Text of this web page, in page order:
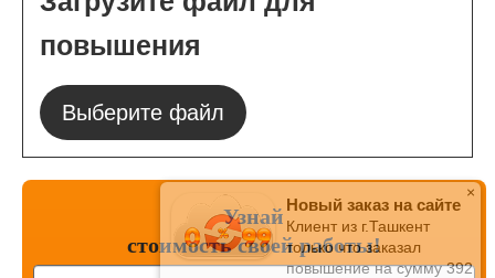
повышения
Выберите файл
Узнай
стоимостьсвоей работы!
Новый заказ на сайте
Клиент из г.Ташкент
только что заказал
повышение на сумму392
×